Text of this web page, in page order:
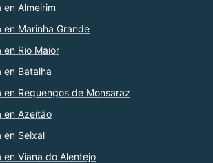
en Almeirim
en Marinha Grande
en Rio Maior
en Batalha
en Reguengos de Monsaraz
en Azeitão
en Seixal
en Viana do Alentejo